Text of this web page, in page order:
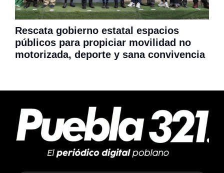
Rescata gobierno estatal espacios
públicos para propiciar movilidad no
motorizada, deporte y sana convivencia